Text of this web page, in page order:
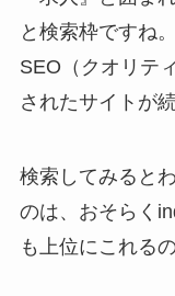
と検索枠ですね
SEO（クオリテ
されたサイトが
検索してみると
のは、おそらく
も上位にこれる